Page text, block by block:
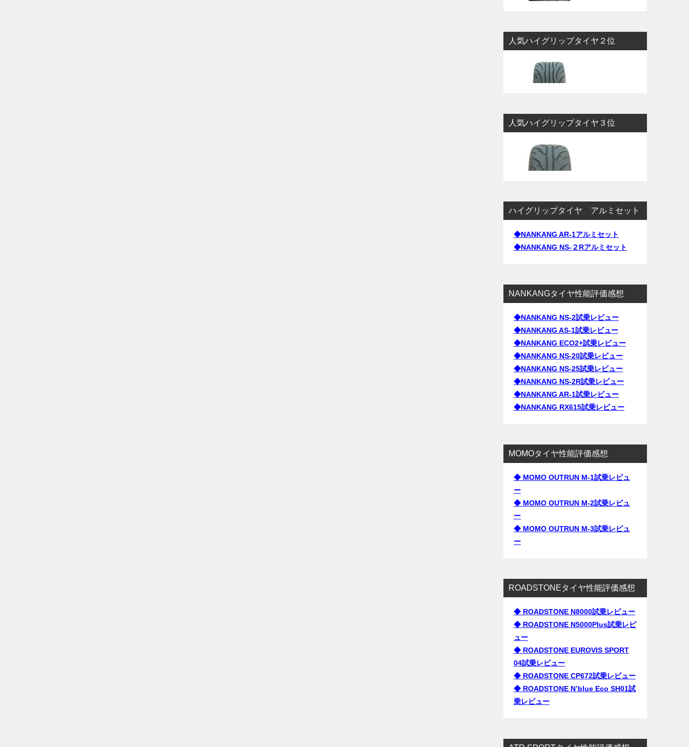
人気ハイグリップタイヤ２位
人気ハイグリップタイヤ３位
ハイグリップタイヤ アルミセット
◆NANKANG AR-1アルミセット
◆NANKANG NS-２Rアルミセット
NANKANGタイヤ性能評価感想
◆NANKANG NS-2試乗レビュー
◆NANKANG AS-1試乗レビュー
◆NANKANG ECO2+試乗レビュー
◆NANKANG NS-20試乗レビュー
◆NANKANG NS-25試乗レビュー
◆NANKANG NS-2R試乗レビュー
◆NANKANG AR-1試乗レビュー
◆NANKANG RX615試乗レビュー
MOMOタイヤ性能評価感想
◆ MOMO OUTRUN M-1試乗レビュ
ー
◆ MOMO OUTRUN M-2試乗レビュ
ー
◆ MOMO OUTRUN M-3試乗レビュ
ー
ROADSTONEタイヤ性能評価感想
◆ ROADSTONE N8000試乗レビュー
◆ ROADSTONE N5000Plus試乗レビ
ュー
◆ ROADSTONE EUROVIS SPORT
04試乗レビュー
◆ ROADSTONE CP672試乗レビュー
◆ ROADSTONE N’blue Eco SH01試
乗レビュー